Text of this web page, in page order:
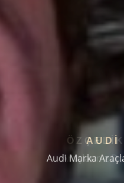
AUDI
Audi Marka